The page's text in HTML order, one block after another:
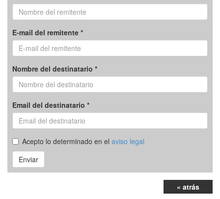
E-mail del remitente *
Nombre del destinatario *
Email del destinatario *
Acepto lo determinado en el aviso legal
Enviar
« atrás